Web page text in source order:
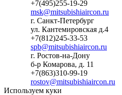
+7(495)255-19-29
msk@mitsubishiaircon.ru
г. Санкт-Петербург
ул. Кантемировская д.4
+7(812)245-33-53
spb@mitsubishiaircon.ru
г. Ростов-на-Дону
б-р Комарова, д. 11
+7(863)310-99-19
rostov@mitsubishiaircon.ru
Используем куки